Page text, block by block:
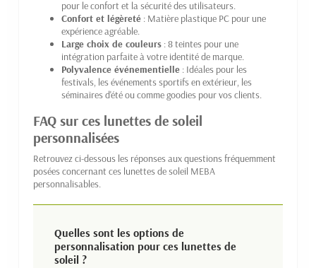
pour le confort et la sécurité des utilisateurs.
Confort et légèreté : Matière plastique PC pour une
expérience agréable.
Large choix de couleurs : 8 teintes pour une
intégration parfaite à votre identité de marque.
Polyvalence événementielle : Idéales pour les
festivals, les événements sportifs en extérieur, les
séminaires d'été ou comme goodies pour vos clients.
FAQ sur ces lunettes de soleil
personnalisées
Retrouvez ci-dessous les réponses aux questions fréquemment
posées concernant ces lunettes de soleil MEBA
personnalisables.
Quelles sont les options de
personnalisation pour ces lunettes de
soleil ?